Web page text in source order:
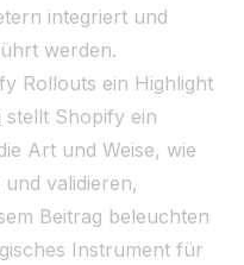
integriert und
werden.
Rollouts ein Highlight
stellt Shopify ein
Art und Weise, wie
validieren,
Beitrag beleuchten
Instrument für